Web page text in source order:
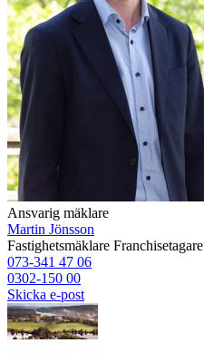
Ansvarig mäklare
Martin Jönsson
Fastighetsmäklare Franchisetagare
073-341 47 06
0302-150 00
Skicka e-post